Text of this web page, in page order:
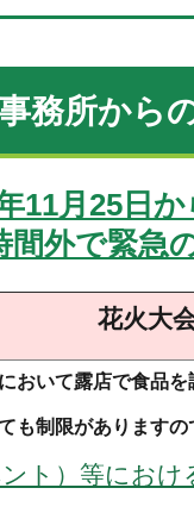
務所から
11月25日
外で緊急
花火大
おいて露店で食品
も制限があります
ト）等におけ